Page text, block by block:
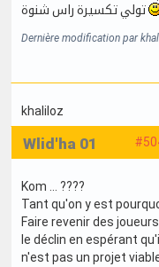
Dernière modification par
khaliloz
Wlid'ha 01
Kom ... ????
Tant qu'on y est
Faire revenir des
le déclin en espérant
n'est pas un projet